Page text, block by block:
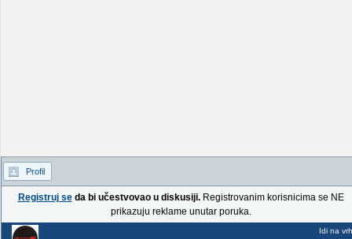
Profil
Registruj seda bi učestvovao u diskusiji.Registrovanim korisnicima se NE
prikazuju reklame unutar poruka.
Idi na vrh